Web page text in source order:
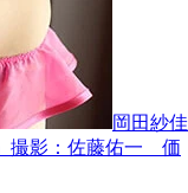
岡田紗佳
撮影：佐藤佑一 価